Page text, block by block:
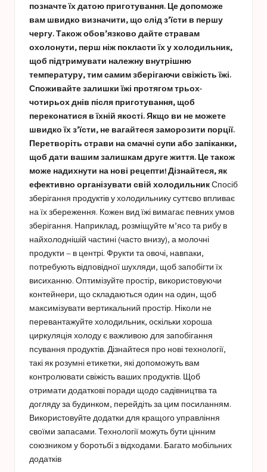
позначте їх датою приготування. Це допоможе
вам швидко визначити, що слід з’їсти в першу
чергу. Також обов’язково дайте стравам
охолонути, перш ніж покласти їх у холодильник,
щоб підтримувати належну внутрішню
температуру, тим самим зберігаючи свіжість їжі.
Споживайте залишки їжі протягом трьох-
чотирьох днів після приготування, щоб
переконатися в їхній якості. Якщо ви не можете
швидко їх з’їсти, не вагайтеся заморозити порції.
Перетворіть страви на смачні супи або запіканки,
щоб дати вашим залишкам друге життя. Це також
може надихнути на нові рецепти!Дізнайтеся, як
ефективно організувати свій холодильникСпосіб
зберігання продуктів у холодильнику суттєво впливає
на їх збереження. Кожен вид їжі вимагає певних умов
зберігання. Наприклад, розміщуйте м’ясо та рибу в
найхолоднішій частині (часто внизу), а молочні
продукти – в центрі. Фрукти та овочі, навпаки,
потребують відповідної шухляди, щоб запобігти їх
висиханню. Оптимізуйте простір, використовуючи
контейнери, що складаються один на один, щоб
максимізувати вертикальний простір. Ніколи не
перевантажуйте холодильник, оскільки хороша
циркуляція холоду є важливою для запобігання
псування продуктів. Дізнайтеся про нові технології,
такі як розумні етикетки, які допоможуть вам
контролювати свіжість ваших продуктів. Щоб
отримати додаткові поради щодо садівництва та
догляду за будинком, перейдіть за цим посиланням.
Використовуйте додатки для кращого управління
своїми запасами. Технології можуть бути цінним
союзником у боротьбі з відходами. Багато мобільних
додатків